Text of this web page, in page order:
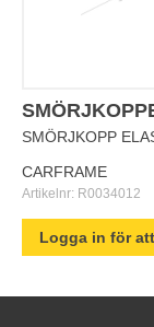
SMÖRJKOPP
CARFRAME
Artikelnr: R0034012
Logga in för